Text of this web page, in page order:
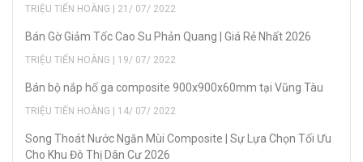
TRIỆU TIẾN HOÀNG | 21/ 07/ 2022
Bán Gờ Giảm Tốc Cao Su Phản Quang | Giá Rẻ Nhất 2026
TRIỆU TIẾN HOÀNG | 19/ 07/ 2022
Bán bộ nắp hố ga composite 900x900x60mm tại Vũng Tàu
TRIỆU TIẾN HOÀNG | 14/ 07/ 2022
Song Thoát Nước Ngăn Mùi Composite | Sự Lựa Chọn Tối Ưu
Cho Khu Đô Thị Dân Cư 2026